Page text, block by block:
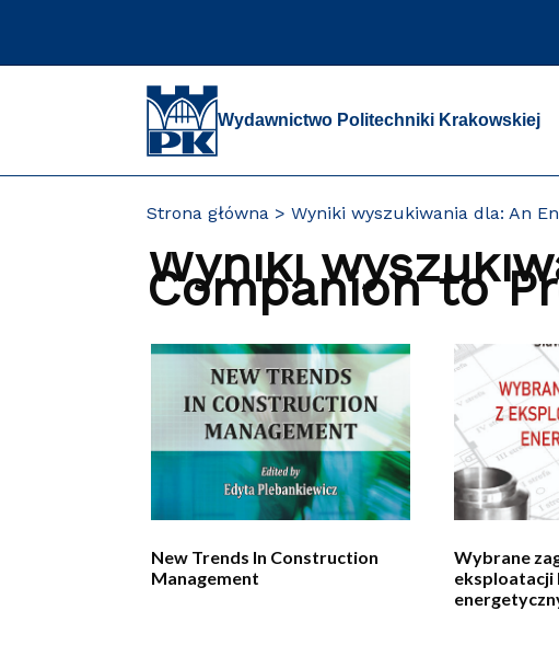
Wydawnictwo Politechniki Krakowskiej
Strona główna Wyniki wyszukiwania dla: An
Wyniki
Companion to
New Trends In Construction
Management
Wybrane
eksploatacji